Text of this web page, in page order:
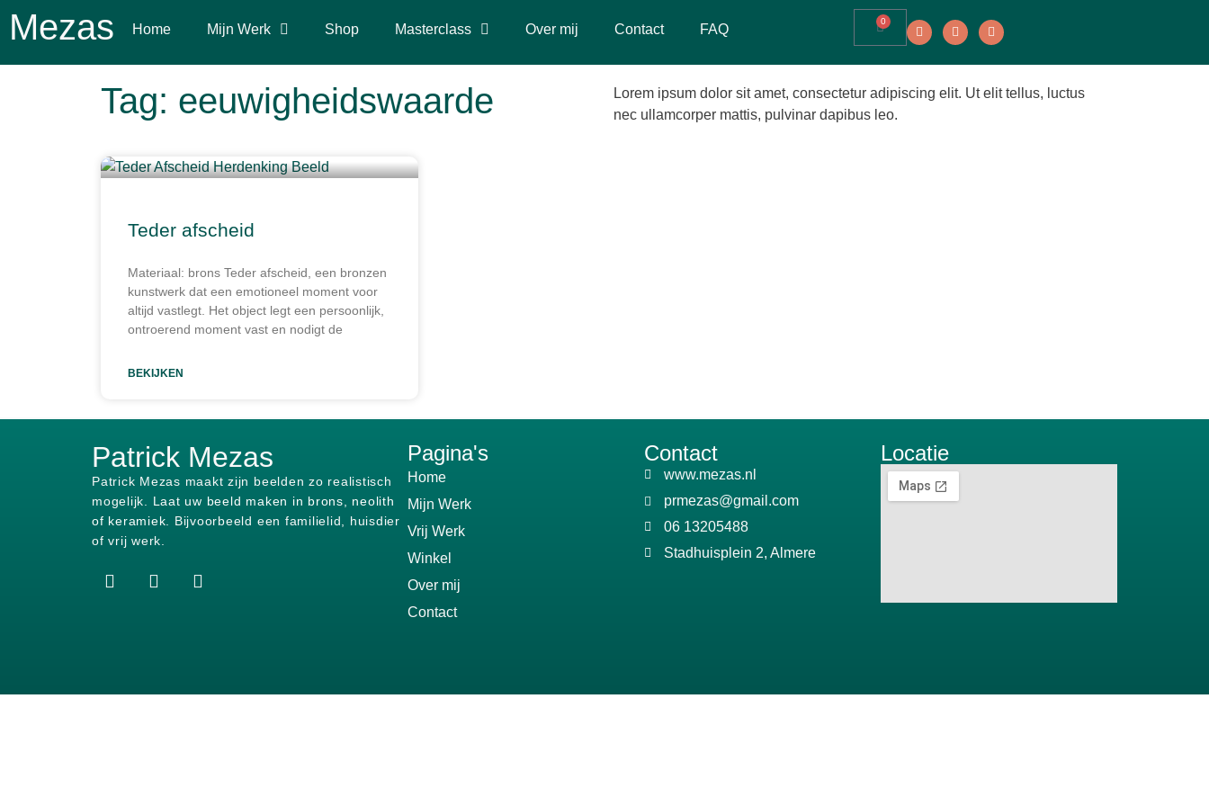
Mezas Home Mijn Werk Shop Masterclass Over mij Contact FAQ
0
Tag: eeuwigheidswaarde
Lorem ipsum dolor sit amet, consectetur adipiscing elit. Ut elit tellus, luctus
nec ullamcorper mattis, pulvinar dapibus leo.
Teder afscheid
Materiaal: brons Teder afscheid, een bronzen
kunstwerk dat een emotioneel moment voor
altijd vastlegt. Het object legt een persoonlijk,
ontroerend moment vast en nodigt de
BEKIJKEN
Patrick Mezas
Patrick Mezas maakt zijn beelden zo realistisch
mogelijk. Laat uw beeld maken in brons, neolith
of keramiek.
Bijvoorbeeld een familielid, huisdier
of vrij werk.
Pagina's
Home
Mijn Werk
Vrij Werk
Winkel
Over mij
Contact
Contact
www.mezas.nl
prmezas@gmail.com
06 13205488
Stadhuisplein 2, Almere
Locatie